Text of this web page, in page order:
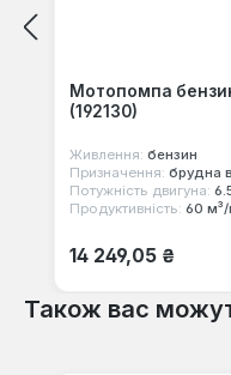
Мотопомпа
(192130)
Живлення: бензин
Призначення: брудна
Потужність двигуна:
Продуктивність: 60 м³/
Звичайна ціна:
14 249,05 ₴
Також вас